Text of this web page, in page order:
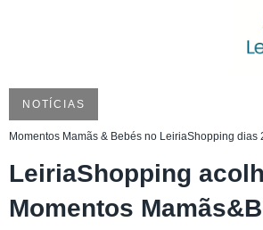
NOTÍCIAS
Momentos Mamãs & Bebés no LeiriaShopping dias
LeiriaShopping
Momentos